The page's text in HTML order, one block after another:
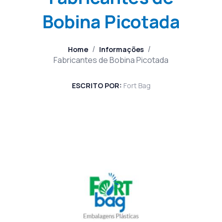
Bobina Picotada
Home / Informações /
Fabricantes de Bobina Picotada
ESCRITO POR: Fort Bag